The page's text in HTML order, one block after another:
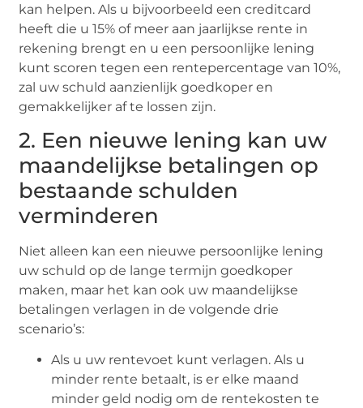
kan helpen. Als u bijvoorbeeld een creditcard
heeft die u 15% of meer aan jaarlijkse rente in
rekening brengt en u een persoonlijke lening
kunt scoren tegen een rentepercentage van 10%,
zal uw schuld aanzienlijk goedkoper en
gemakkelijker af te lossen zijn.
2. Een nieuwe lening kan uw
maandelijkse betalingen op
bestaande schulden
verminderen
Niet alleen kan een nieuwe persoonlijke lening
uw schuld op de lange termijn goedkoper
maken, maar het kan ook uw maandelijkse
betalingen verlagen in de volgende drie
scenario’s:
Als u uw rentevoet kunt verlagen. Als u
minder rente betaalt, is er elke maand
minder geld nodig om de rentekosten te